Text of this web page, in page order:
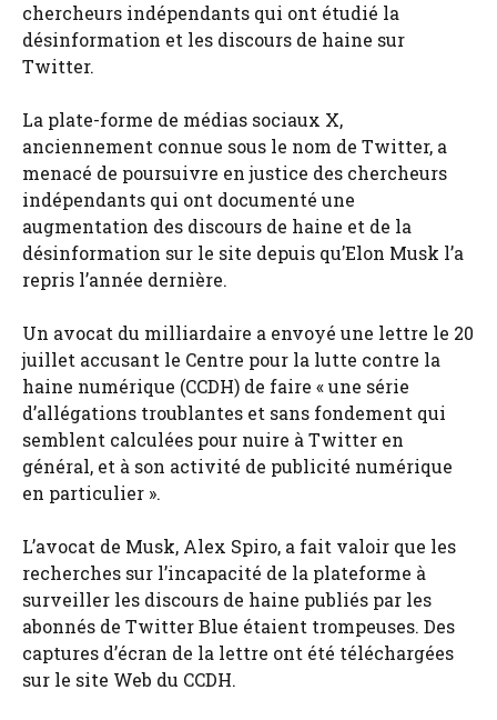
chercheurs indépendants qui ont étudié la
désinformation et les discours de haine sur
Twitter.
La plate-forme de médias sociaux X,
anciennement connue sous le nom de Twitter, a
menacé de poursuivre en justice des chercheurs
indépendants qui ont documenté une
augmentation des discours de haine et de la
désinformation sur le site depuis qu’Elon Musk l’a
repris l’année dernière.
Un avocat du milliardaire a envoyé une lettre le 20
juillet accusant le Centre pour la lutte contre la
haine numérique (CCDH) de faire « une série
d’allégations troublantes et sans fondement qui
semblent calculées pour nuire à Twitter en
général, et à son activité de publicité numérique
en particulier ».
L’avocat de Musk, Alex Spiro, a fait valoir que les
recherches sur l’incapacité de la plateforme à
surveiller les discours de haine publiés par les
abonnés de Twitter Blue étaient trompeuses. Des
captures d’écran de la lettre ont été téléchargées
sur le site Web du CCDH.